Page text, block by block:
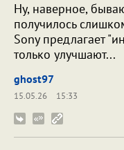
Ну, наверное,
получилось
Sony предлагает
только улучшают...
ghost97
15.05.26
15:33